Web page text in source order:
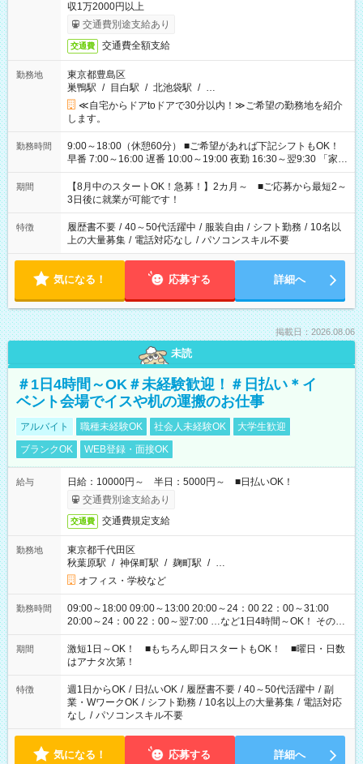
収1万2000円以上
交通費別途支給あり
交通費 交通費全額支給
勤務地
東京都豊島区
巣鴨駅 / 目白駅 / 北池袋駅 / …
≪自宅からドアtoドアで30分以内！≫ご希望の勤務地を紹介
します。
勤務時間
9:00～18:00（休憩60分） ■ご希望があれば下記シフトもOK！
早番 7:00～16:00 遅番 10:00～19:00 夜勤 16:30～翌9:30 「家族
と休みを合わせたい」 「余裕を持って夕飯の準備がしたい」
「できれば残業はしたくない」 など、ご希望を教えてください
ね。 ※Wワーク希望の方へ 今ご覧のお仕事で希望する勤務時間
と、もう1つのお仕事の勤務時間。 合計で週40時間を超える場
合は応募できません。
期間
【8月中のスタートOK！急募！】2カ月～ ■ご応募から最短2～
3日後に就業が可能です！
特徴 履歴書不要 / 40～50代活躍中 / 服装自由 / シフト勤務 / 10名以
上の大量募集 / 電話対応なし / パソコンスキル不要
気になる！ 応募する 詳細へ
掲載日：2026.08.06
未読
＃1日4時間～OK＃未経験歓迎！＃日払い＊イ
ベント会場でイスや机の運搬のお仕事
アルバイト 職種未経験OK 社会人未経験OK
大学生歓迎
ブランクOK
WEB登録・面接OK
給与
日給：10000円～ 半日：5000円～ ■日払いOK！
交通費別途支給あり
交通費 交通費規定支給
勤務地
東京都千代田区
秋葉原駅 / 神保町駅 / 麹町駅 / …
オフィス・学校など
勤務時間
09:00～18:00 09:00～13:00 20:00～24：00 22：00～31:00
20:00～24：00 22：00～翌7:00 …など1日4時間～OK！ その他
シフトもございます！ お気軽にご相談ください！
期間
激短1日～OK！ ■もちろん即日スタートもOK！ ■曜日・日数
はアナタ次第！
特徴 週1日からOK / 日払いOK / 履歴書不要 / 40～50代活躍中 / 副
業・WワークOK / シフト勤務 / 10名以上の大量募集 / 電話対応
なし / パソコンスキル不要
気になる！ 応募する 詳細へ